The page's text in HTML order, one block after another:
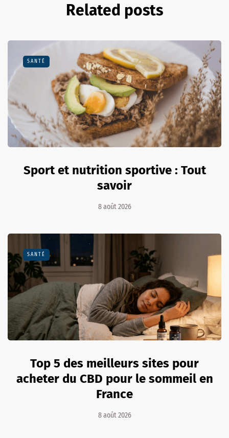
Related posts
SANTÉ
Sport et nutrition sportive : Tout
savoir
8 août 2026
SANTÉ
Top 5 des meilleurs sites pour
acheter du CBD pour le sommeil en
France
8 août 2026